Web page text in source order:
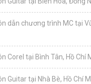
dẫn chương trình MC tại
Corel tại Bình Tân, Hồ Chí
Guitar tại Nhà Bè, Hồ Chí